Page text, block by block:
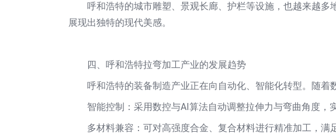
呼和浩特的城市雕塑、景观长廊、护栏等设施，也越来越
展现出独特的现代美感。
四、呼和浩特拉弯加工产业的发展趋势
呼和浩特的装备制造产业正在向自动化、智能化转型。随
智能控制：采用数控与AI算法自动调整拉伸力与弯曲角度，
多材料兼容：可对高强度合金、复合材料进行精准加工，满